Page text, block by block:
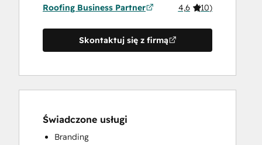
Roofing Business Partner 4,6 (10)
Skontaktuj się z firmą
Świadczone usługi
Branding